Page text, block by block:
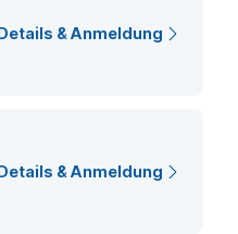
& Anmeldung
& Anmeldung